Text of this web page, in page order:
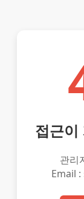
접근이
관리
Email